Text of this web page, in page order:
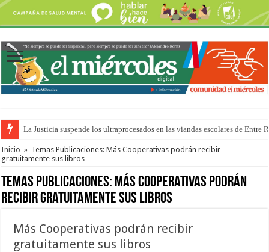
La Justicia suspende los ultraprocesados en las viandas escolares de Entre
Se presentará la obra “La Runfla de los Macanos”
Inicio » Temas Publicaciones: Más Cooperativas podrán recibir
gratuitamente sus libros
Temas Publicaciones: Más Cooperativas podrán
recibir gratuitamente sus libros
Más Cooperativas podrán recibir
gratuitamente sus libros